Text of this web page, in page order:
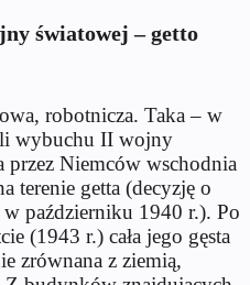
światowej – getto
robotnicza. Taka – w
wybuchu II wojny
przez Niemców wschodnia
terenie getta (decyzję o
październiku 1940 r.). Po
(1943 r.) cała jego gęsta
zrównana z ziemią,